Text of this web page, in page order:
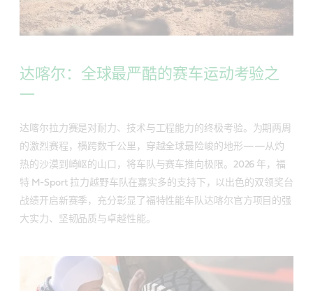
达喀尔：全球最严酷的赛车运动考验之
一
达喀尔拉力赛是对耐力、技术与工程能力的终极考验。为期两周
的激烈赛程，横跨数千公里，穿越全球最险峻的地形——从灼
热的沙漠到崎岖的山口，将车队与赛车推向极限。2026 年，福
特 M-Sport 拉力越野车队在嘉实多的支持下，以出色的双领奖台
战绩开启新赛季，充分彰显了福特性能车队达喀尔官方项目的强
大实力、坚韧品质与卓越性能。